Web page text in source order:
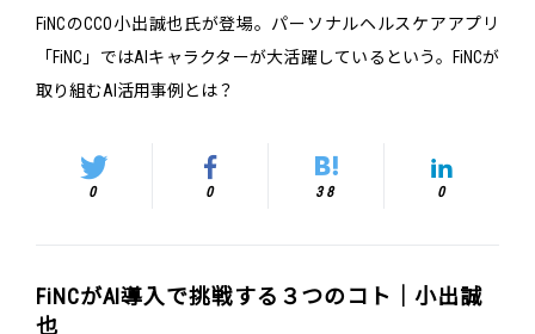
FiNCのCCO小出誠也氏が登場。パーソナルヘルスケアアプリ
「FiNC」ではAIキャラクターが大活躍しているという。FiNCが
取り組むAI活用事例とは？
0 0 38 0
FiNCがAI導入で挑戦する３つのコト｜小出誠
也